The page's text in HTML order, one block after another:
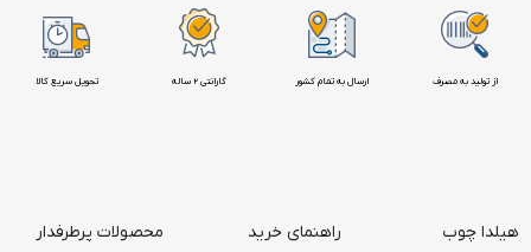
تحویل سریع کالا گارانتی 2 ساله ارسال به تمام کشور از تولید به مصرف
هیلدا چوب راهنمای خرید محصولات پرطرفدار